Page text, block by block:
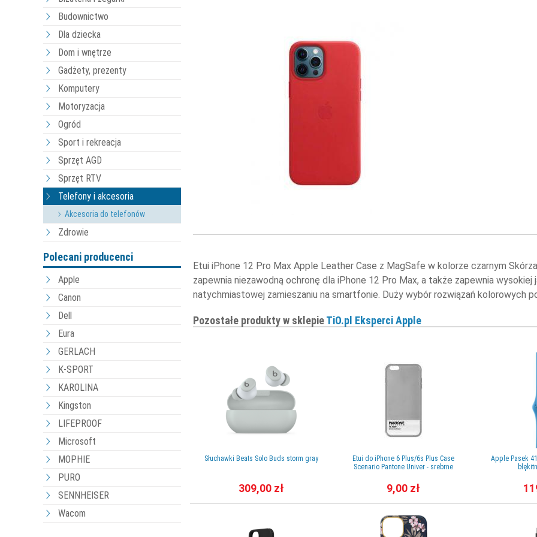
Budownictwo
Dla dziecka
Dom i wnętrze
Gadżety, prezenty
Komputery
Motoryzacja
Ogród
Sport i rekreacja
Sprzęt AGD
Sprzęt RTV
Telefony i akcesoria
Akcesoria do telefonów
Zdrowie
Polecani producenci
Apple
Canon
Dell
Eura
GERLACH
K-SPORT
KAROLINA
Kingston
LIFEPROOF
Microsoft
MOPHIE
PURO
SENNHEISER
Wacom
Etui iPhone 12 Pro Max Apple Leather Case z MagSafe w kolorze czarnym
zapewnia niezawodną ochronę dla iPhone 12 Pro Max, a także zapewnia
natychmiastowej zamieszaniu na smartfonie. Duży wybór rozwiązań kolorowych
Pozostałe produkty w sklepieTiO.pl Eksperci Apple
Słuchawki Beats Solo Buds storm gray
309,00 zł
Etui do iPhone 6 Plus/6s Plus Case
Scenario Pantone Univer - srebrne
9,00 zł
Apple Pasek